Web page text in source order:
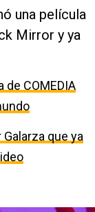
una película
Mirror y ya
de COMEDIA
que ya